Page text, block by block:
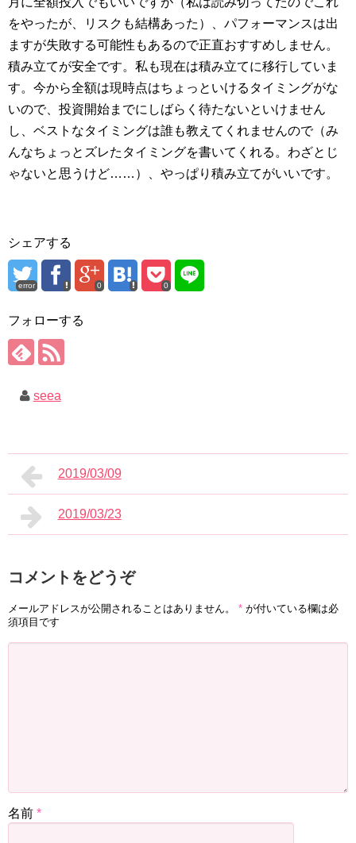
をやったが、リスクも結構あった）、パフォーマンスは出
ますが失敗する可能性もあるので正直おすすめしません。
積み立てが安全です。私も現在は積み立てに移行していま
す。今から全額は現時点はちょっといけるタイミングがな
いので、投資開始までにしばらく待たないといけません
し、ベストなタイミングは誰も教えてくれませんので（み
んなちょっとズレたタイミングを書いてくれる。わざとじ
ゃないと思うけど……）、やっぱり積み立てがいいです。
シェアする
error 0 0
フォローする
seea
2019/03/09
2019/03/23
コメントをどうぞ
メールアドレスが公開されることはありません。 * が付いている欄は必
須項目です
名前 *